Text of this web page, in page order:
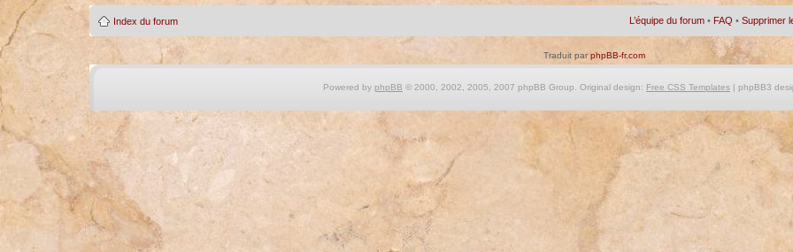
Index du forum L’équipe du forum • FAQ •Supprimer
Traduit parphpBB-fr.com
Powered by phpBB © 2000, 2002, 2005, 2007 phpBB Group. Original design: Free CSS Templates| phpBB3